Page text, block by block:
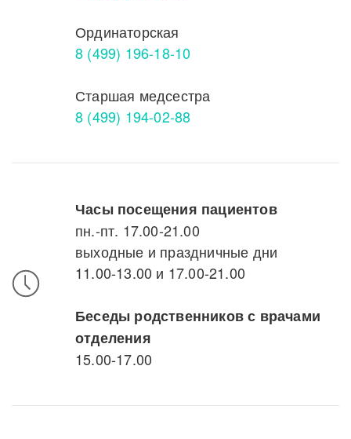
Ординаторская
8 (499) 196-18-10
Старшая медсестра
8 (499) 194-02-88
Часы посещения пациентов
пн.-пт. 17.00-21.00
выходные и праздничные дни
11.00-13.00 и 17.00-21.00
Беседы родственников с врачами
отделения
15.00-17.00